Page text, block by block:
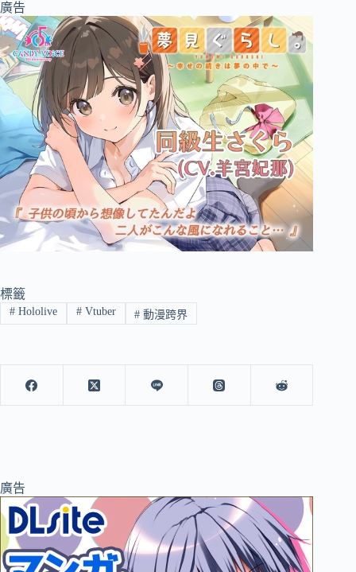
廣告
標籤
#Hololive #Vtuber # 動漫跨界
廣告